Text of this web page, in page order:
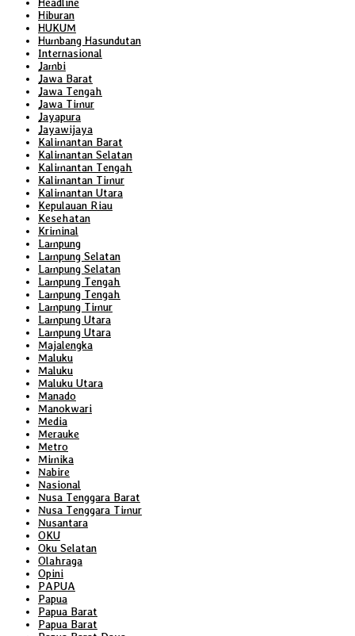
Headline
Hiburan
HUKUM
Humbang Hasundutan
Internasional
Jambi
Jawa Barat
Jawa Tengah
Jawa Timur
Jayapura
Jayawijaya
Kalimantan Barat
Kalimantan Selatan
Kalimantan Tengah
Kalimantan Timur
Kalimantan Utara
Kepulauan Riau
Kesehatan
Kriminal
Lampung
Lampung Selatan
Lampung Selatan
Lampung Tengah
Lampung Tengah
Lampung Timur
Lampung Utara
Lampung Utara
Majalengka
Maluku
Maluku
Maluku Utara
Manado
Manokwari
Media
Merauke
Metro
Mimika
Nabire
Nasional
Nusa Tenggara Barat
Nusa Tenggara Timur
Nusantara
OKU
Oku Selatan
Olahraga
Opini
PAPUA
Papua
Papua Barat
Papua Barat